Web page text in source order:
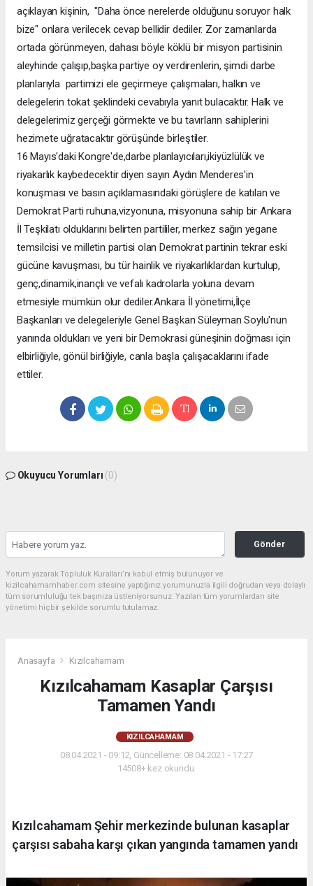
açıklayan kişinin, "Daha önce nerelerde olduğunu soruyor halk
bize" onlara verilecek cevap bellidir dediler. Zor zamanlarda
ortada görünmeyen, dahası böyle köklü bir misyon partisinin
aleyhinde çalışıp,başka partiye oy verdirenlerin, şimdi darbe
planlarıyla partimizi ele geçirmeye çalışmaları, halkın ve
delegelerin tokat şeklindeki cevabıyla yanıt bulacaktır. Halk ve
delegelerimiz gerçeği görmekte ve bu tavırların sahiplerini
hezimete uğratacaktır görüşünde birleştiler.
16 Mayıs'daki Kongre'de,darbe planlayıcıları,ikiyüzlülük ve
riyakarlık kaybedecektir diyen sayın Aydın Menderes'in
konuşması ve basın açıklamasındaki görüşlere de katılan ve
Demokrat Parti ruhuna,vizyonuna, misyonuna sahip bir Ankara
İl Teşkilatı olduklarını belirten partililer, merkez sağın yegane
temsilcisi ve milletin partisi olan Demokrat partinin tekrar eski
gücüne kavuşması, bu tür hainlik ve riyakarlıklardan kurtulup,
genç,dinamik,inançlı ve vefalı kadrolarla yoluna devam
etmesiyle mümkün olur dediler.Ankara İl yönetimi,İlçe
Başkanları ve delegeleriyle Genel Başkan Süleyman Soylu'nun
yanında oldukları ve yeni bir Demokrasi güneşinin doğması için
elbirliğiyle, gönül birliğiyle, canla başla çalışacaklarını ifade
ettiler.
Okuyucu Yorumları (0)
Gönder
Yorum yazarak Topluluk Kuralları’nı kabul etmiş bulunuyor ve
kizilcahamamhaber.com sitesine yaptığınız yorumunuzla ilgili doğrudan veya dolaylı
tüm sorumluluğu tek başınıza üstleniyorsunuz. Yazılan tüm yorumlardan site
yönetimi hiçbir şekilde sorumlu tutulamaz.
Anasayfa Kızılcahamam
Kızılcahamam Kasaplar Çarşısı
Tamamen Yandı
KIZILCAHAMAM
08.04.2021 - 09:12, Güncelleme: 08.04.2021 - 17:27
14508+ kez okundu.
Kızılcahamam Şehir merkezinde bulunan kasaplar
çarşısı sabaha karşı çıkan yangında tamamen yandı